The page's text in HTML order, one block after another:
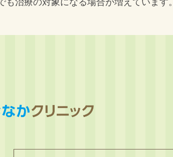
治療の対象になる場合が増えています。